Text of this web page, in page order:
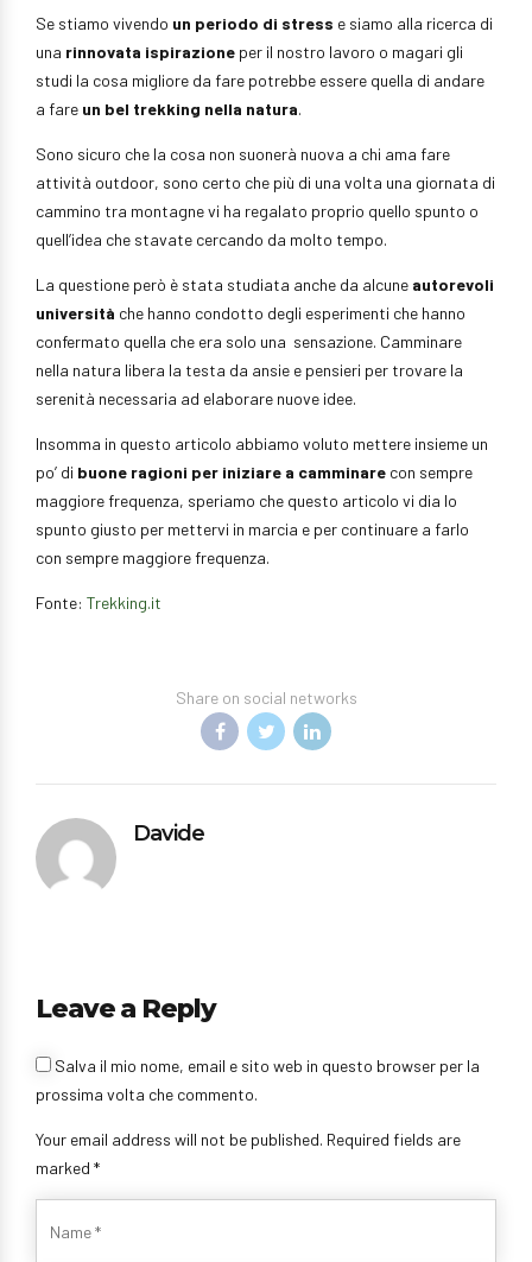
Se stiamo vivendo un periodo di stress e siamo alla ricerca di
una rinnovata ispirazione per il nostro lavoro o magari gli
studi la cosa migliore da fare potrebbe essere quella di andare
a fare un bel trekking nella natura.
Sono sicuro che la cosa non suonerà nuova a chi ama fare
attività outdoor, sono certo che più di una volta una giornata di
cammino tra montagne vi ha regalato proprio quello spunto o
quell’idea che stavate cercando da molto tempo.
La questione però è stata studiata anche da alcune autorevoli
università che hanno condotto degli esperimenti che hanno
confermato quella che era solo una sensazione. Camminare
nella natura libera la testa da ansie e pensieri per trovare la
serenità necessaria ad elaborare nuove idee.
Insomma in questo articolo abbiamo voluto mettere insieme un
po’ di buone ragioni per iniziare a camminare con sempre
maggiore frequenza, speriamo che questo articolo vi dia lo
spunto giusto per mettervi in marcia e per continuare a farlo
con sempre maggiore frequenza.
Fonte: Trekking.it
Share on social networks
Davide
Leave a Reply
Your email address will not be published. Required fields are
marked *
Salva il mio nome, email e sito web in questo browser per la
prossima volta che commento.